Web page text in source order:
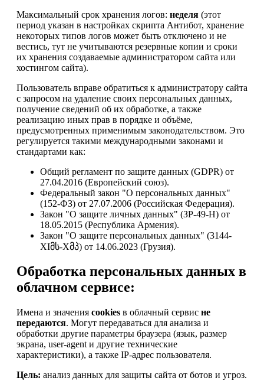
Максимальный срок хранения логов: неделя (этот
период указан в настройках скрипта Антибот, хранение
некоторых типов логов может быть отключено и не
вестись, тут не учитываются резервные копии и сроки
их хранения создаваемые администратором сайта или
хостингом сайта).
Пользователь вправе обратиться к администратору сайта
с запросом на удаление своих персональных данных,
получение сведений об их обработке, а также
реализацию иных прав в порядке и объёме,
предусмотренных применимым законодательством. Это
регулируется такими международными законами и
стандартами как:
Общий регламент по защите данных (GDPR) от
27.04.2016 (Европейский союз).
Федеральный закон "О персональных данных"
(152-ФЗ) от 27.07.2006 (Российская Федерация).
Закон "О защите личных данных" (ЗР-49-Н) от
18.05.2015 (Республика Армения).
Закон "О защите персональных данных" (3144-
XIმს-Xმპ) от 14.06.2023 (Грузия).
Обработка персональных данных в
облачном сервисе:
Имена и значения cookies в облачный сервис не
передаются. Могут передаваться для анализа и
обработки другие параметры браузера (язык, размер
экрана, user-agent и другие технические
характеристики), а также IP-адрес пользователя.
Цель: анализ данных для защиты сайта от ботов и угроз.